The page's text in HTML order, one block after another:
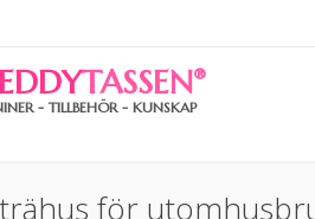
TASSEN®
- TILLBEHÖR - KUNSKAP
för